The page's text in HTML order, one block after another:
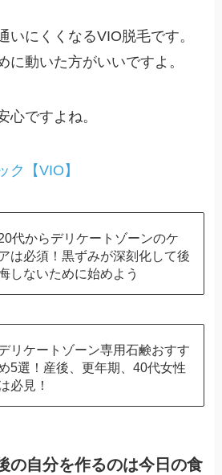
いにくくなるVIO脱毛です。
に動いた方がいいですよ。
心ですよね。
【VIO】
代からデリケートゾーンのケ
は必須！黒ずみが深刻化して後
しないために始めよう
リケートゾーン専用石鹸おすす
5選！産後、更年期、40代女性
必見！
の自分を作るのは今日の食